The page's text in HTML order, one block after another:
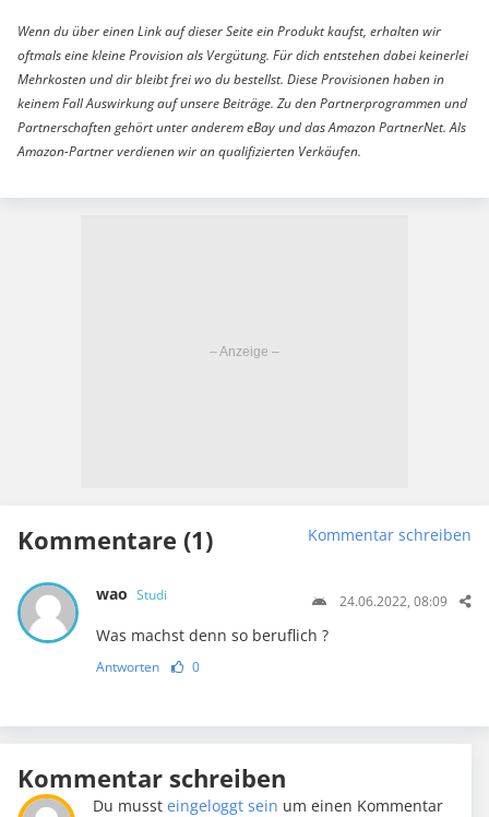
Wenn du über einen Link auf dieser Seite ein Produkt kaufst, erhalten wir
oftmals eine kleine Provision als Vergütung. Für dich entstehen dabei keinerlei
Mehrkosten und dir bleibt frei wo du bestellst. Diese Provisionen haben in
keinem Fall Auswirkung auf unsere Beiträge. Zu den Partnerprogrammen und
Partnerschaften gehört unter anderem eBay und das Amazon PartnerNet. Als
Amazon-Partner verdienen wir an qualifizierten Verkäufen.
Kommentare (1) Kommentar schreiben
wao Studi 24.06.2022, 08:09
Was machst denn so beruflich ?
Antworten 0
Kommentar schreiben
Du mussteingeloggt sein um einen Kommentar